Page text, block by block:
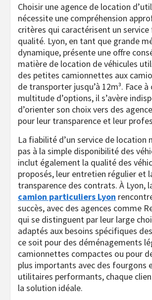
Choisir une agence de location
nécessite une compréhension
critères qui caractérisent un
qualité. Lyon, en tant que grande
dynamique, présente une offre
matière de location de véhicules
des petites camionnettes aux
de transporter jusqu’à 12m³. Face
multitude d’options, il s’avère
d’orienter son choix vers des
pour leur transparence et leur
La fiabilité d’un service de location
pas à la simple disponibilité des
inclut également la qualité des
proposés, leur entretien régulier et
transparence des contrats. À Lyon,
camion particuliers Lyon
succès, avec des agences comme
qui se distinguent par leur large
adaptés aux besoins spécifiques
ce soit pour des déménagements
camionnettes compactes ou pour
plus importants avec des fourgons
utilitaires performants, chaque
la solution idéale.